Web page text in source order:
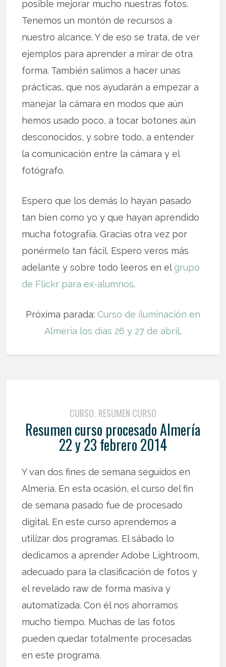
posible mejorar mucho nuestras fotos.
Tenemos un montón de recursos a
nuestro alcance. Y de eso se trata, de ver
ejemplos para aprender a mirar de otra
forma. También salimos a hacer unas
prácticas, que nos ayudarán a empezar a
manejar la cámara en modos que aún
hemos usado poco, a tocar botones aún
desconocidos, y sobre todo, a entender
la comunicación entre la cámara y el
fotógrafo.
Espero que los demás lo hayan pasado
tan bien como yo y que hayan aprendido
mucha fotografía. Gracias otra vez por
ponérmelo tan fácil. Espero veros más
adelante y sobre todo leeros en el grupo
de Flickr para ex-alumnos.
Próxima parada: Curso de iluminación en
Almería los días 26 y 27 de abril.
CURSO, RESUMEN CURSO
Resumen curso procesado Almería
22 y 23 febrero 2014
Y van dos fines de semana seguidos en
Almería. En esta ocasión, el curso del fin
de semana pasado fue de procesado
digital. En este curso aprendemos a
utilizar dos programas. El sábado lo
dedicamos a aprender Adobe Lightroom,
adecuado para la clasificación de fotos y
el revelado raw de forma masiva y
automatizada. Con él nos ahorramos
mucho tiempo. Muchas de las fotos
pueden quedar totalmente procesadas
en este programa.